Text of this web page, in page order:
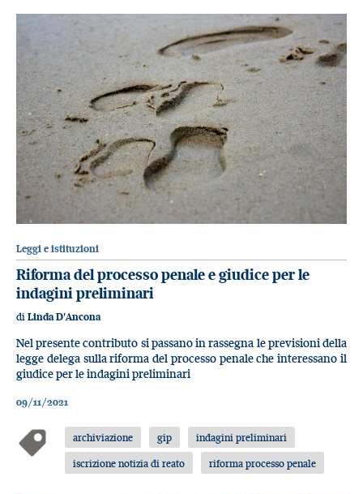
Leggi e istituzioni
Riforma del processo penale e giudice per le
indagini preliminari
di Linda D'Ancona
Nel presente contributo si passano in rassegna le previsioni della
legge delega sulla riforma del processo penale che interessano il
giudice per le indagini preliminari
09/11/2021
archiviazione gip
indagini preliminari
iscrizione notizia di reato
riforma processo penale